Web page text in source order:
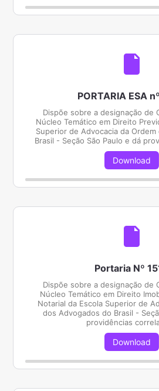
PORTARIA ESA
Dispõe sobre a designação de
Núcleo Temático em Direito
Superior de Advocacia da
Brasil - Seção São Paulo e dá
Download
Portaria Nº
Dispõe sobre a designação de
Núcleo Temático em Direito
Notarial da Escola Superior de
dos Advogados do Brasil -
providências
Download